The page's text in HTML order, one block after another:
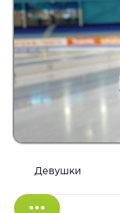
Девушки